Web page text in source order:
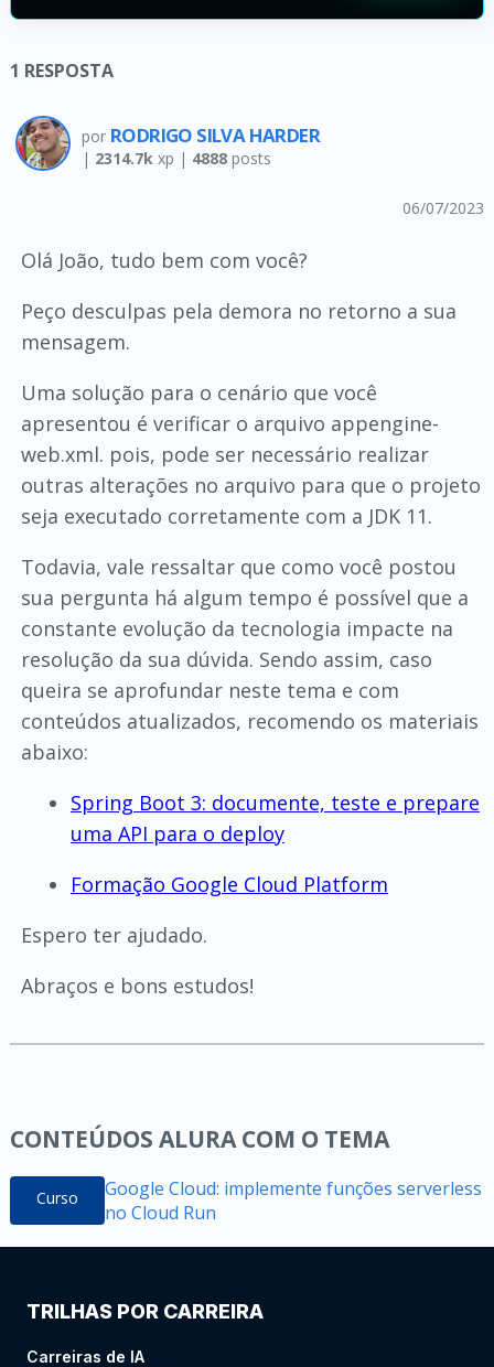
1 RESPOSTA
por RODRIGO SILVA HARDER
| 2314.7kxp | 4888posts
06/07/2023
Olá João, tudo bem com você?
Peço desculpas pela demora no retorno a sua
mensagem.
Uma solução para o cenário que você
apresentou é verificar o arquivo appengine-
web.xml. pois, pode ser necessário realizar
outras alterações no arquivo para que o projeto
seja executado corretamente com a JDK 11.
Todavia, vale ressaltar que como você postou
sua pergunta há algum tempo é possível que a
constante evolução da tecnologia impacte na
resolução da sua dúvida. Sendo assim, caso
queira se aprofundar neste tema e com
conteúdos atualizados, recomendo os materiais
abaixo:
Spring Boot 3: documente, teste e prepare
uma API para o deploy
Formação Google Cloud Platform
Espero ter ajudado.
Abraços e bons estudos!
CONTEÚDOS ALURA COM O TEMA
Curso
Google Cloud: implemente funções serverless
no Cloud Run
TRILHAS POR CARREIRA
Carreiras de IA